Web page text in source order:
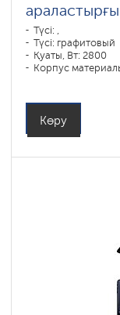
Түсі: ,
Түсі: графитовый
Қуаты, Вт: 2800
Корпус
Көру